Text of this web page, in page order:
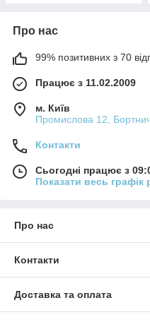
Про нас
99% позитивних з 70
Працює з 11.02.2009
м. Київ
Промислова 12,
Контакти
Сьогодні працює з
Показати весь графік
Про нас
Контакти
Доставка та оплата